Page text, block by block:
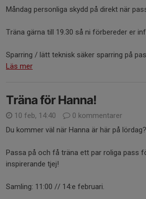
Måndag personliga skydd på direkt när
Träna gärna till 19.30 så ni förbereder er
Sparring / lätt teknisk säker sparring på
Läs mer
Träna för Hanna!
10 feb, 14:40
0 kommentarer
Du kommer väl när Hanna är här på
Passa på och få träna ett par roliga pass
inspirerande tjej!
Samling: 11:00 // 14:e februari.